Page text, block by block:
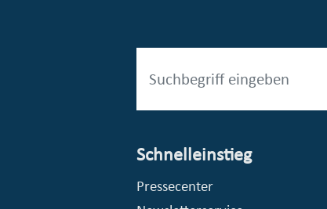
Schnelleinstieg
Pressecenter
© Stadt Essen, Presse- und Kommunikationsamt